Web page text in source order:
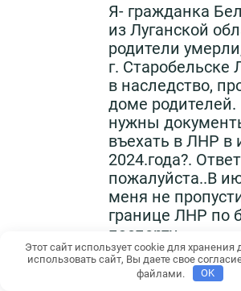
Я- гражданка
из Луганской
родители
г. Старобельске
в наследство,
доме
нужны
въехать в ЛНР в
2024.года?.
пожалуйста..В
меня не
границе ЛНР по
паспорту.
Этот сайт использует cookie для
использовать сайт, Вы даете свое
файлами.
OK